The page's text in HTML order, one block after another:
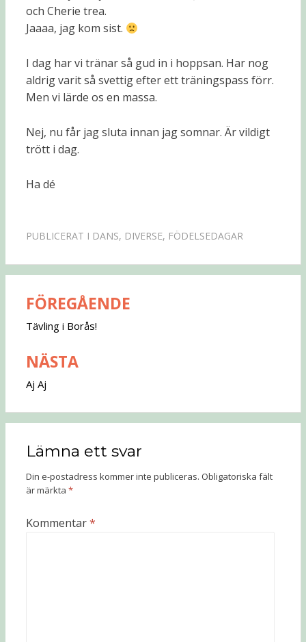
och Cherie trea.
Jaaaa, jag kom sist.
I dag har vi tränar så gud in i hoppsan. Har nog
aldrig varit så svettig efter ett träningspass förr.
Men vi lärde os en massa.
Nej, nu får jag sluta innan jag somnar. Är vildigt
trött i dag.
Ha dé
PUBLICERAT I DANS, DIVERSE, FÖDELSEDAGAR
Inläggsnavigering
FÖREGÅENDE
Tävling i Borås!
NÄSTA
Aj Aj
Lämna ett svar
Din e-postadress kommer inte publiceras. Obligatoriska fält
är märkta *
Kommentar*